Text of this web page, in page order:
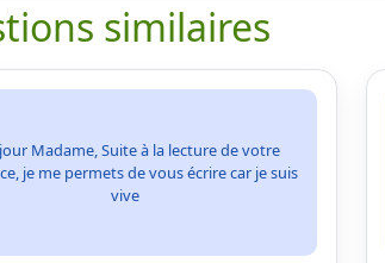
similaires
Madame, Suite à la lecture de votre
je me permets de vous écrire car je suis
vive